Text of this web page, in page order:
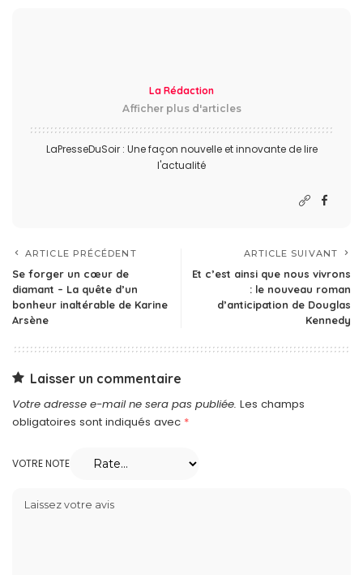
La Rédaction
Afficher plus d'articles
LaPresseDuSoir : Une façon nouvelle et innovante de lire
l'actualité
ARTICLE PRÉCÉDENT
Se forger un cœur de
diamant – La quête d’un
bonheur inaltérable de Karine
Arsène
ARTICLE SUIVANT
Et c’est ainsi que nous vivrons
: le nouveau roman
d’anticipation de Douglas
Kennedy
Laisser un commentaire
Votre adresse e-mail ne sera pas publiée. Les champs
obligatoires sont indiqués avec *
VOTRE NOTE